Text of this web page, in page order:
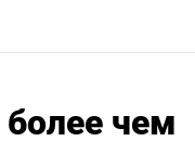
чем